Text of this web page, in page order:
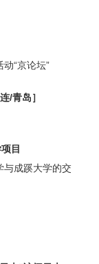
“京论坛”
/青岛］
目
与成蹊大学的交